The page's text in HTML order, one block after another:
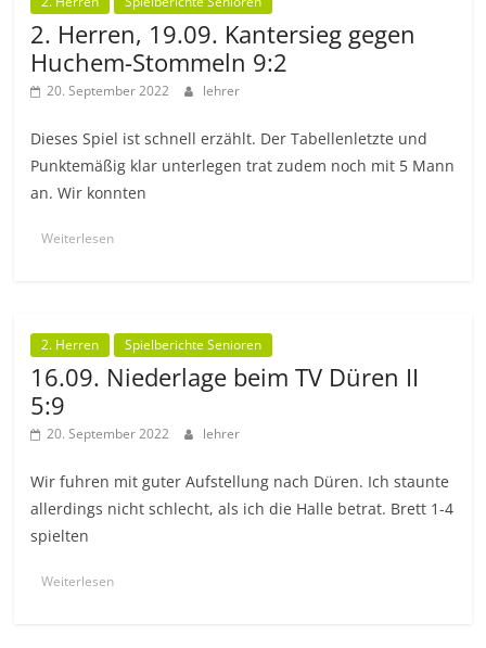
2. Herren, 19.09. Kantersieg gegen
Huchem-Stommeln 9:2
20. September 2022 lehrer
Dieses Spiel ist schnell erzählt. Der Tabellenletzte und
Punktemäßig klar unterlegen trat zudem noch mit 5 Mann
an. Wir konnten
Weiterlesen
2. Herren Spielberichte Senioren
16.09. Niederlage beim TV Düren II
5:9
20. September 2022 lehrer
Wir fuhren mit guter Aufstellung nach Düren. Ich staunte
allerdings nicht schlecht, als ich die Halle betrat. Brett 1-4
spielten
Weiterlesen